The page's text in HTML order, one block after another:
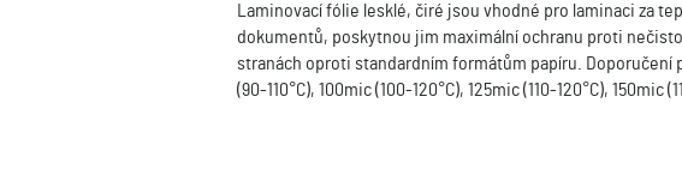
Laminovací fólie lesklé, čiré jsou vhodné pro laminaci za
dokumentů, poskytnou jim maximální ochranu proti
stranách oproti standardním formátům papíru.
(90-110°C), 100mic (100-120°C), 125mic (110-120°C), 150mic